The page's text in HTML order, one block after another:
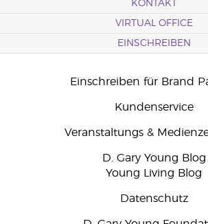
KONTAKT
VIRTUAL OFFICE
EINSCHREIBEN
Einschreiben für Brand
Kundenservice
Veranstaltungs &
D. Gary Young Blog
Young Living Blog
Datenschutz